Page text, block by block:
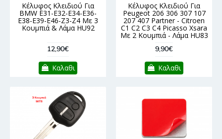
Κέλυφος Κλειδιού Για
BMW E31-E32-E34-E36-
E38-E39-E46-Z3-Z4 Με 3
Κουμπιά & Λάμα HU92
12,90€
Καλαθι
Κέλυφος Κλειδιού Για
Peugeot 206 306 307 107
207 407 Partner - Citroen
C1 C2 C3 C4 Picasso Xsara
Με 2 Κουμπιά - Λάμα HU83
9,90€
Καλαθι